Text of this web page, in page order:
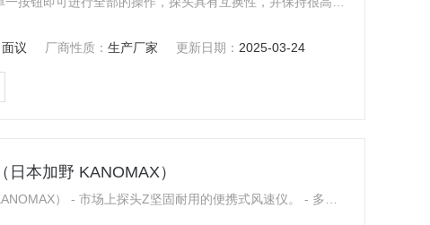
面议 厂商性质：生产厂家 更新日期： 2025-03-24
本加野 KANOMAX）